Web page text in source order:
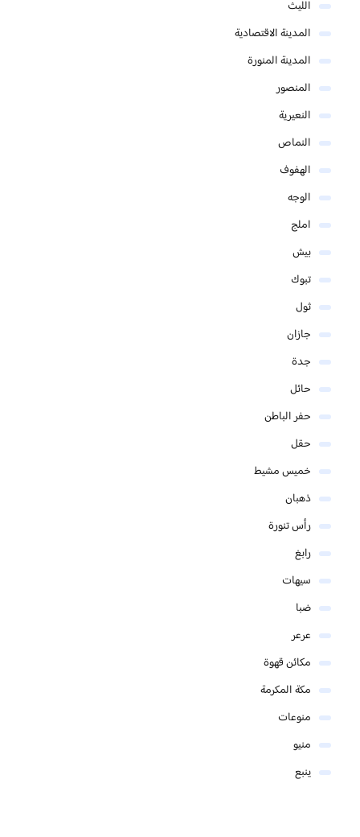
الليث
المدينة الاقتصادية
المدينة المنورة
المنصور
النعيرية
النماص
الهفوف
الوجه
املج
بيش
تبوك
ثول
جازان
جدة
حائل
حفر الباطن
حقل
خميس مشيط
ذهبان
رأس تنورة
رابغ
سيهات
ضبا
عرعر
مكائن قهوة
مكة المكرمة
منوعات
منيو
ينبع